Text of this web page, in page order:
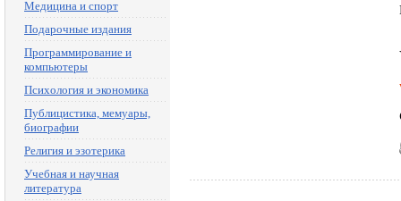
Медицина и спорт
Подарочные издания
Программирование и
компьютеры
Психология и экономика
Публицистика, мемуары,
биографии
Религия и эзотерика
Учебная и научная
литература